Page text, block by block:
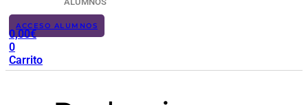
ACCESO ALUMNOS
0,00€
0
Carrito